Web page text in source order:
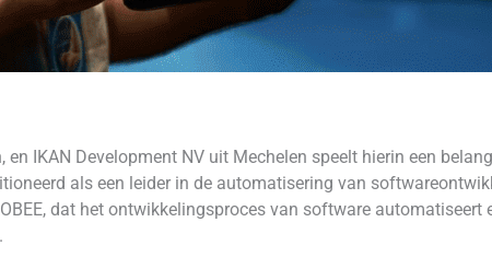
IKAN Development NV uit Mechelen speelt hierin een
als een leider in de automatisering van
dat het ontwikkelingsproces van software automatiseert